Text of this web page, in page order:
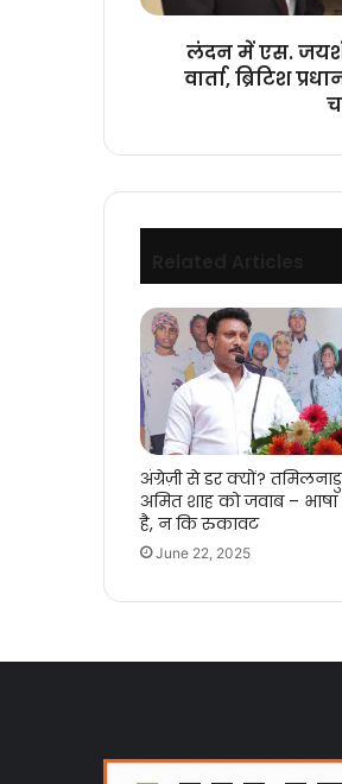
प्रधानमंत्री
लंदन में एस.
वार्ता, ब्रिटिश
अंग्रेज़ी से डर क्यों?
अमित शाह को जवाब –
है, न कि रुकावट
June 22, 2025